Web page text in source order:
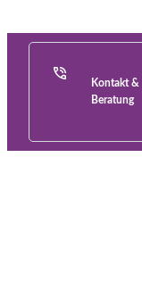
Kontakt &
Beratung